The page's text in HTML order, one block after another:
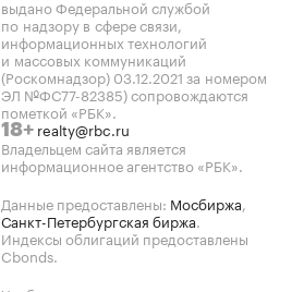
выдано Федеральной службой
по надзору в сфере связи,
информационных технологий
и массовых коммуникаций
(Роскомнадзор) 03.12.2021 за номером
ЭЛ №ФС77-82385) сопровождаются
пометкой «РБК».
18+ realty@rbc.ru
Владельцем сайта является
информационное агентство «РБК».
Данные предоставлены: Мосбиржа,
Санкт-Петербургская биржа.
Индексы облигаций предоставлены
Cbonds.